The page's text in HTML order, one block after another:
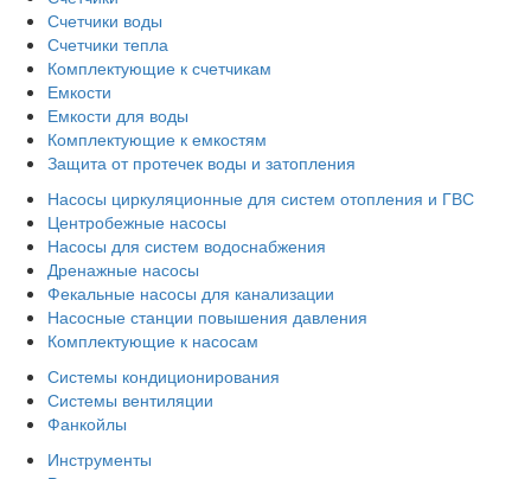
Счетчики воды
Счетчики тепла
Комплектующие к счетчикам
Емкости
Емкости для воды
Комплектующие к емкостям
Защита от протечек воды и затопления
Насосы циркуляционные для систем отопления и ГВС
Центробежные насосы
Насосы для систем водоснабжения
Дренажные насосы
Фекальные насосы для канализации
Насосные станции повышения давления
Комплектующие к насосам
Системы кондиционирования
Системы вентиляции
Фанкойлы
Инструменты